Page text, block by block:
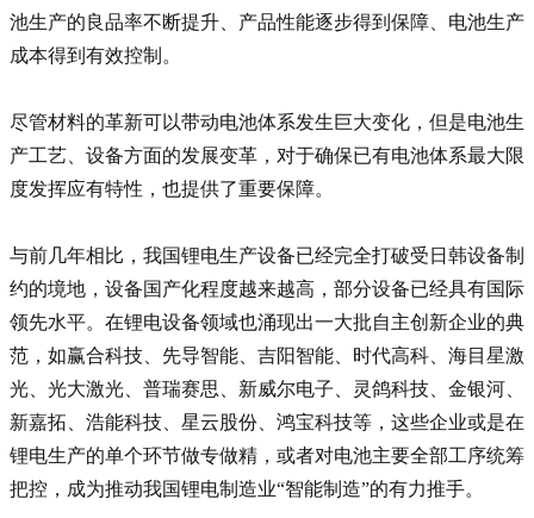
池生产的良品率不断提升、产品性能逐步得到保障、电池生产
成本得到有效控制。
尽管材料的革新可以带动电池体系发生巨大变化，但是电池生
产工艺、设备方面的发展变革，对于确保已有电池体系最大限
度发挥应有特性，也提供了重要保障。
与前几年相比，我国锂电生产设备已经完全打破受日韩设备制
约的境地，设备国产化程度越来越高，部分设备已经具有国际
领先水平。在锂电设备领域也涌现出一大批自主创新企业的典
范，如赢合科技、先导智能、吉阳智能、时代高科、海目星激
光、光大激光、普瑞赛思、新威尔电子、灵鸽科技、金银河、
新嘉拓、浩能科技、星云股份、鸿宝科技等，这些企业或是在
锂电生产的单个环节做专做精，或者对电池主要全部工序统筹
把控，成为推动我国锂电制造业“智能制造”的有力推手。